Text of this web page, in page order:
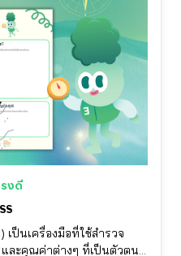
งดี
เป็นเครื่องมือที่ใช้สำรวจ
ละคุณค่าต่างๆ ที่เป็นตัวตน